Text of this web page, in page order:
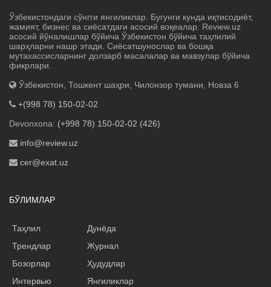
Ўзбекистондаги сўнгги янгиликлар. Бугунги кунда иқтисодиёт,
жамият, бизнес ва сиёсатдаги асосий воқеалар. Review.uz
асосий йўналишлар бўйича Ўзбекистон бўйича таҳлилий
шарҳларни нашр этади. Сиёсатшунослар ва бошқа
мутахассисларнинг долзарб масалалар ва мавзулар бўйича
фикрлари.
Ўзбекистон, Тошкент шаҳри, Чилонзор тумани, Новза 6
+(998 78) 150-02-02
Devonxona: (+998 78) 150-02-02 (426)
info@review.uz
cer@exat.uz
БЎЛИМЛАР
Таҳлил
Трендлар
Бозорлар
Интервью
Дунёда
Журнал
Ҳудудлар
Янгиликлар